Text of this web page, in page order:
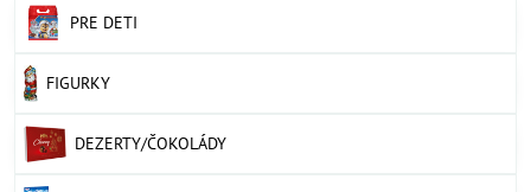
PRE DETI
FIGURKY
DEZERTY/ČOKOLÁDY